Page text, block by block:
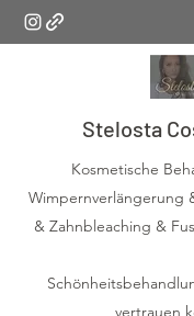
Stelosta
Kosmetische
Wimpernverlängerung
& Zahnbleaching &
vertrauen